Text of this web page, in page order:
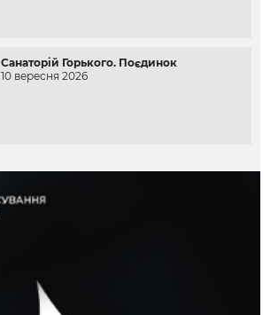
Санаторій Горького. Поєдинок
10 вересня 2026